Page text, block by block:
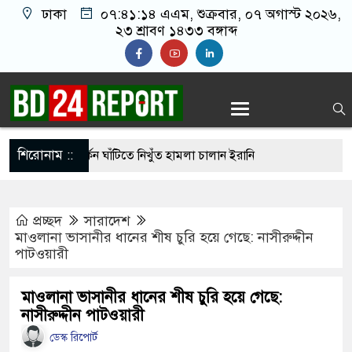
ঢাকা ০৭:৪১:১৫ এএম, শুক্রবার, ০৭ অগাস্ট ২০২৬,
২৩ শ্রাবণ ১৪৩৩ বঙ্গাব্দ
শিরোনাম ::
ছাড়াই মার্কিন ঘাঁটিতে নিখুঁত হামলা চালান ইরানি
১০০ পরিবারকে নতুন ঘর দেবেন প্রধানমন্ত্রী
ছবি তুলে লন্ডনে বয়ফ্রেন্ডের কাছে পাঠাতেন
ছাত্রী
‘হাজারগুণ ভালো’ দেশ চালাচ্ছেন তারেক রহমান:
প্রচ্ছদ
সারাদেশ
মাওলানা ভাসানীর ধানের শীষ চুরি হয়ে গেছে: নাসীরুদ্দীন
পাটওয়ারী
মাওলানা ভাসানীর ধানের শীষ চুরি হয়ে গেছে:
নাসীরুদ্দীন পাটওয়ারী
ডেস্ক রিপোর্ট